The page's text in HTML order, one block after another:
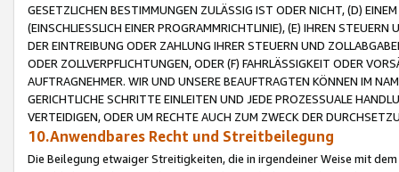
GESETZLICHEN BESTIMMUNGEN ZULÄSSIG IST ODER NICHT, (D)
(EINSCHLIESSLICH EINER PROGRAMMRICHTLINIE), (E) IHREN
DER EINTREIBUNG ODER ZAHLUNG IHRER STEUERN UND
ODER ZOLLVERPFLICHTUNGEN, ODER (F) FAHRLÄSSIGKEIT ODER
AUFTRAGNEHMER. WIR UND UNSERE BEAUFTRAGTEN KÖNNEN IM
GERICHTLICHE SCHRITTE EINLEITEN UND JEDE PROZESSUALE
VERTEIDIGEN, ODER UM RECHTE AUCH ZUM ZWECK DER
10.Anwendbares Recht und Streitbeilegung
Die Beilegung etwaiger Streitigkeiten, die in irgendeiner Weise mit